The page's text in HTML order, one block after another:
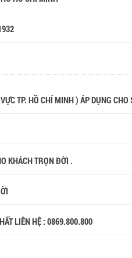
TP. HỒ CHÍ MINH ) ÁP DỤNG
KHÁCH TRỌN ĐỜI .
LIÊN HỆ : 0869.800.800